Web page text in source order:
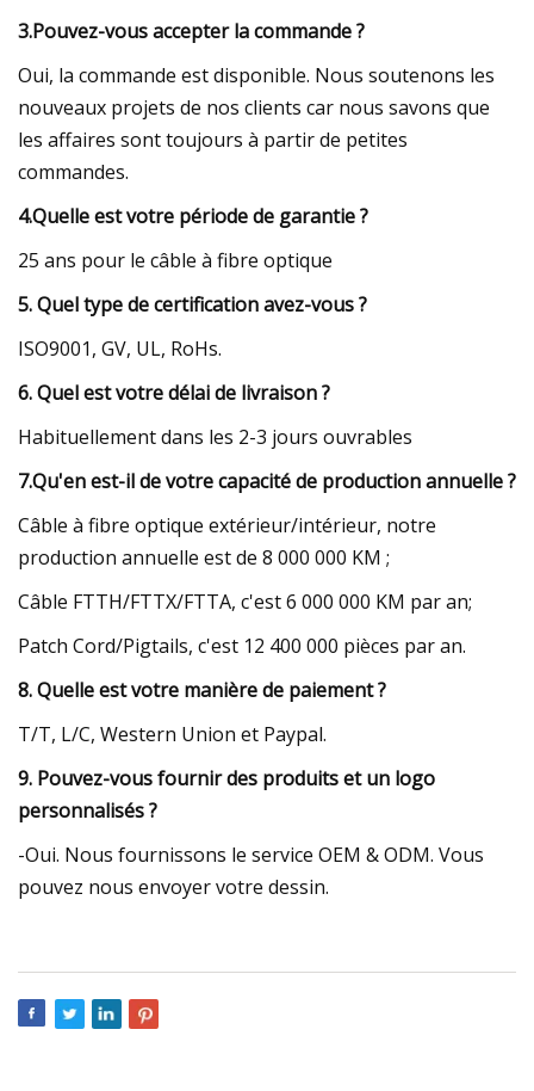
3.Pouvez-vous accepter la commande ?
Oui, la commande est disponible. Nous soutenons les
nouveaux projets de nos clients car nous savons que
les affaires sont toujours à partir de petites
commandes.
4.Quelle est votre période de garantie ?
25 ans pour le câble à fibre optique
5. Quel type de certification avez-vous ?
ISO9001, GV, UL, RoHs.
6. Quel est votre délai de livraison ?
Habituellement dans les 2-3 jours ouvrables
7.Qu'en est-il de votre capacité de production annuelle ?
Câble à fibre optique extérieur/intérieur, notre
production annuelle est de 8 000 000 KM ;
Câble FTTH/FTTX/FTTA, c'est 6 000 000 KM par an;
Patch Cord/Pigtails, c'est 12 400 000 pièces par an.
8. Quelle est votre manière de paiement ?
T/T, L/C, Western Union et Paypal.
9. Pouvez-vous fournir des produits et un logo
personnalisés ?
-Oui. Nous fournissons le service OEM & ODM. Vous
pouvez nous envoyer votre dessin.